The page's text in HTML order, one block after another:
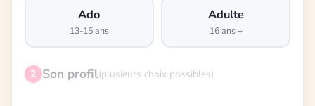
Ado
13-15 ans
Adulte
16 ans +
2 Son profil(plusieurs choix possibles)